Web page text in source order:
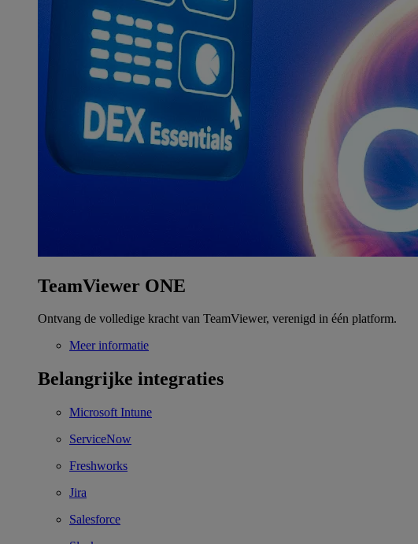
TeamViewer ONE
Ontvang de volledige kracht van TeamViewer, verenigd in één platform.
Meer informatie
Belangrijke integraties
Microsoft Intune
ServiceNow
Freshworks
Jira
Salesforce